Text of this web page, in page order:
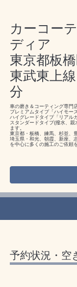
カーコー
ディア
東京都板
東武東上
分
車の磨き＆コーティング専門
プレミアムタイプ「ハイモー
ハイグレードタイプ「リアル
スタンダードタイプ(撥水、
ます。
東京都・板橋、練馬、杉並、
埼玉県・和光、朝霞、新座、
を中心に多くの施工のご依頼
予約状況・空